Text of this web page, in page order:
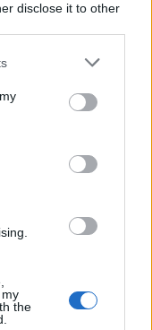
disclose it to other
or more Google
You may click to
party tags to
in below Google
the
mesél –
található
valamint a közeli
híd és szobor is.
a teljesen új